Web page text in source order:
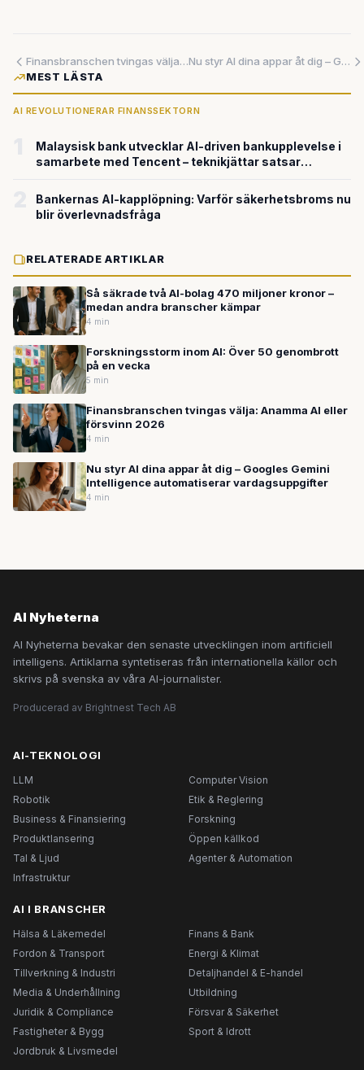
Finansbranschen tvingas välja: Anamma AI eller försvinn 2026
Nu styr AI dina appar åt dig – Googles Gemini Intelligence automatiserar vardagsuppgifter
MEST LÄSTA
AI REVOLUTIONERAR FINANSSEKTORN
Malaysisk bank utvecklar AI-driven bankupplevelse i
samarbete med Tencent – teknikjättar satsar
Bankernas AI-kapplöpning: Varför säkerhetsbroms nu
blir överlevnadsfråga
RELATERADE ARTIKLAR
Så säkrade två AI-bolag 470 miljoner kronor –
medan andra branscher kämpar
4 min
Forskningsstorm inom AI: Över 50 genombrott
på en vecka
5 min
Finansbranschen tvingas välja: Anamma AI eller
försvinn 2026
4 min
Nu styr AI dina appar åt dig – Googles Gemini
Intelligence automatiserar vardagsuppgifter
4 min
AI Nyheterna
AI Nyheterna bevakar den senaste utvecklingen inom artificiell
intelligens. Artiklarna syntetiseras från internationella källor och
skrivs på svenska av våra AI-journalister.
Producerad av Brightnest Tech AB
AI-TEKNOLOGI
LLM
Computer Vision
Robotik
Etik & Reglering
Business & Finansiering
Forskning
Produktlansering
Öppen källkod
Tal & Ljud
Agenter & Automation
Infrastruktur
AI I BRANSCHER
Hälsa & Läkemedel
Finans & Bank
Fordon & Transport
Energi & Klimat
Tillverkning & Industri
Detaljhandel & E-handel
Media & Underhållning
Utbildning
Juridik & Compliance
Försvar & Säkerhet
Fastigheter & Bygg
Sport & Idrott
Jordbruk & Livsmedel